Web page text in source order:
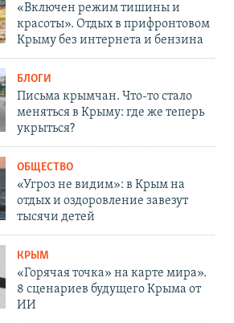
«Включен режим тишины и
красоты». Отдых в прифронтовом
Крыму без интернета и бензина
БЛОГИ
Письма крымчан. Что-то стало
меняться в Крыму: где же теперь
укрыться?
ОБЩЕСТВО
«Угроз не видим»: в Крым на
отдых и оздоровление завезут
тысячи детей
КРЫМ
«Горячая точка» на карте мира».
8 сценариев будущего Крыма от
ИИ